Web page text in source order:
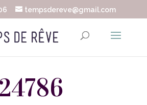
tempsdereve@gmail.com